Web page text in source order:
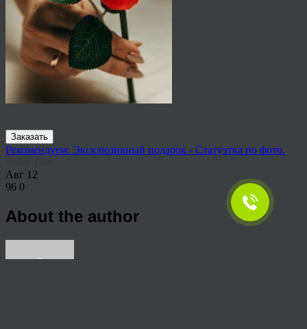
Заказать
Рекомендуем: Эксклюзивный подарок - Статуэтка по фото.
Авг 12
96 0
About the author